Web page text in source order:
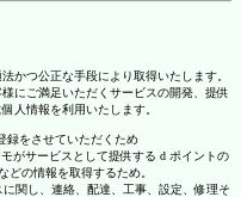
かつ公正な手段により取得いたします。
にご満足いただくサービスの開発、提供
人情報を利用いたします。
録をさせていただくため
がサービスとして提供する d ポイントの
どの情報を取得するため。
関し、連絡、配達、工事、設定、修理そ